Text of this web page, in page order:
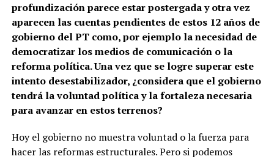
profundización parece estar postergada y otra vez
aparecen las cuentas pendientes de estos 12 años de
gobierno del PT como, por ejemplo la necesidad de
democratizar los medios de comunicación o la
reforma política. Una vez que se logre superar este
intento desestabilizador, ¿considera que el gobierno
tendrá la voluntad política y la fortaleza necesaria
para avanzar en estos terrenos?
Hoy el gobierno no muestra voluntad o la fuerza para
hacer las reformas estructurales. Pero si podemos